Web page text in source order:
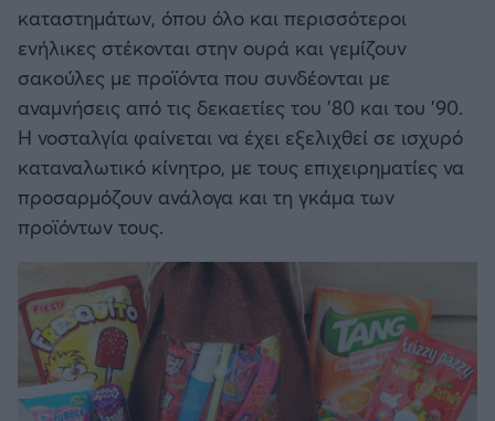
καταστημάτων, όπου όλο και περισσότεροι
ενήλικες στέκονται στην ουρά και γεμίζουν
σακούλες με προϊόντα που συνδέονται με
αναμνήσεις από τις δεκαετίες του '80 και του '90.
Η νοσταλγία φαίνεται να έχει εξελιχθεί σε ισχυρό
καταναλωτικό κίνητρο, με τους επιχειρηματίες να
προσαρμόζουν ανάλογα και τη γκάμα των
προϊόντων τους.